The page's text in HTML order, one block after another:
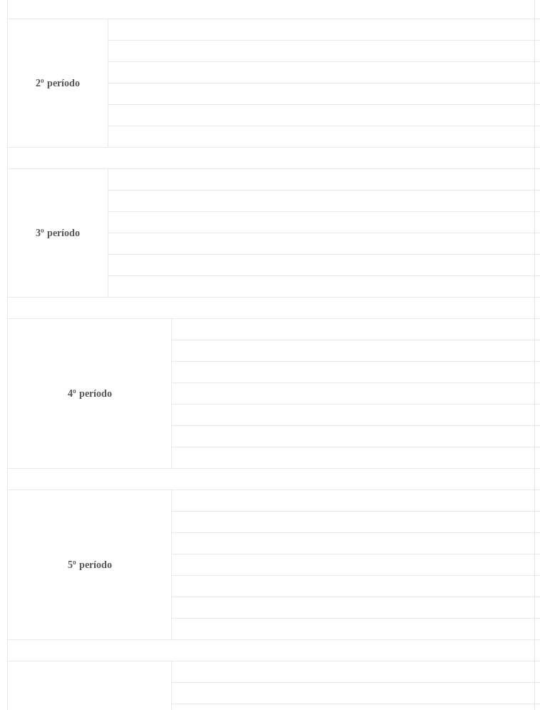
2º período
3º período
4º período
5º período